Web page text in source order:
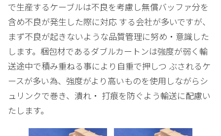
で生産するケーブルは不良を考慮し無償バッファ分を
含め不良が発生した際に対応 する会社が多いですが、
まず不良が起きないような品質管理に努め・意識した
します。梱包材であるダブルカートンは強度が弱く輸
送途中で積み重ねる事により自重で押しつ ぶされるケ
ースが多い為、強度がより高いものを使用しながらシ
ュリンクで巻き、潰れ・ 打痕を防ぐよう輸送に配慮い
たします。